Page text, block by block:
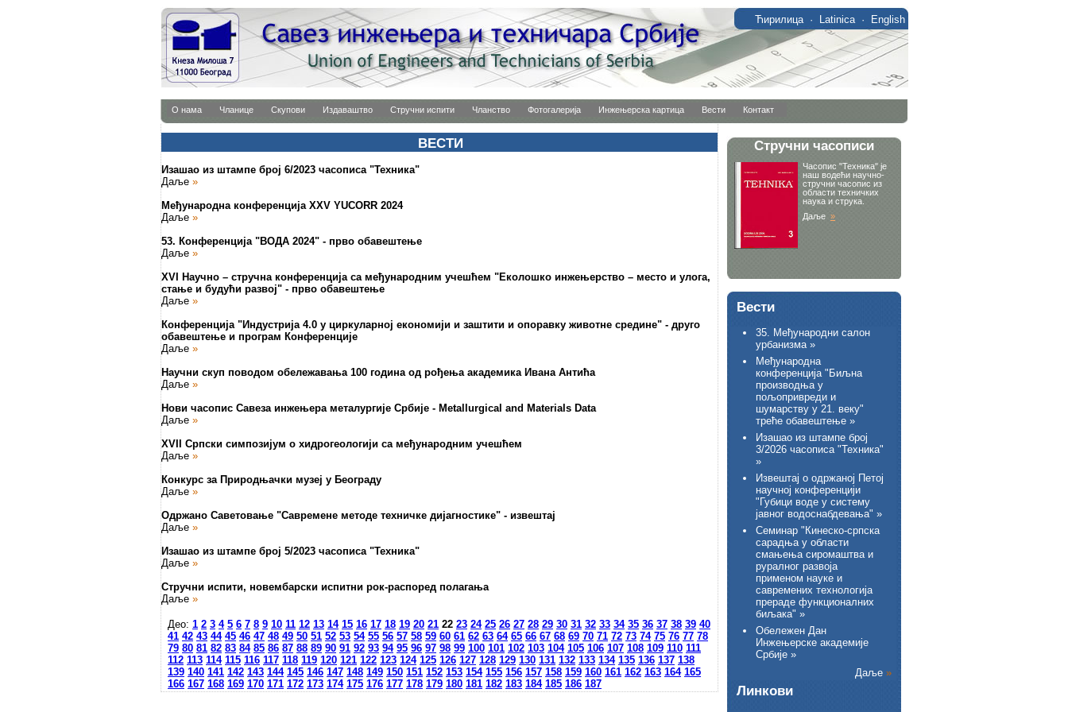
Ћирилица· Latinica· English
О нама Чланице Скупови Издаваштво Стручни испити Чланство Фотогалерија Инжењерска картица Вести Контакт
ВЕСТИ
Изашао из штампе број 6/2023 часописа "Техника"
Даље »
Међународна конференција XXV YUCORR 2024
Даље »
53. Конференција "ВОДА 2024" - прво обавештење
Даље »
XVI Научно – стручнa конференцијa са међународним учешћем "Еколошко инжењерство – место и улога,
стање и будући развој" - прво обавештење
Даље »
Конференција "Индустрија 4.0 у циркуларној економији и заштити и опоравку животне средине" - друго
обавештење и програм Конференције
Даље »
Научни скуп поводом обележавања 100 година од рођења академика Ивана Антића
Даље »
Нови часопис Савеза инжењера металургије Србије - Metallurgical and Materials Data
Даље »
XVII Српски симпозијум о хидрогеологији са међународним учешћем
Даље »
Конкурс за Природњачки музеј у Београду
Даље »
Одржано Саветовање "Савремене методе техничке дијагностике" - извештај
Даље »
Изашао из штампе број 5/2023 часописа "Техника"
Даље »
Стручни испити, новембарски испитни рок-распоред полагања
Даље »
Део: 1 2 3 4 5 6 7 8 9 10 11 12 13 14 15 16 17 18 19 20 21 22 23 24 25 26 27 28 29 30 31 32 33 34 35 36 37 38 39 40
41 42 43 44 45 46 47 48 49 50 51 52 53 54 55 56 57 58 59 60 61 62 63 64 65 66 67 68 69 70 71 72 73 74 75 76 77 78
79 80 81 82 83 84 85 86 87 88 89 90 91 92 93 94 95 96 97 98 99 100 101 102 103 104 105 106 107 108 109 110 111
112 113 114 115 116 117 118 119 120 121 122 123 124 125 126 127 128 129 130 131 132 133 134 135 136 137 138
139 140 141 142 143 144 145 146 147 148 149 150 151 152 153 154 155 156 157 158 159 160 161 162 163 164 165
166 167 168 169 170 171 172 173 174 175 176 177 178 179 180 181 182 183 184 185 186 187
Вести
35. Међународни салон
урбанизма »
Међународна
конференција "Биљна
производња у
пољопривреди и
шумарству у 21. веку"
треће обавештење »
Изашао из штампе број
3/2026 часописа "Техника"
»
Извештај о одржаној Петој
научној конференцији
"Губици воде у систему
јавног водоснабдевања" »
Семинар "Кинеско-српска
сарадња у области
смањења сиромаштва и
руралног развоја
применом науке и
савремених технологија
прераде функционалних
биљака" »
Обележен Дан
Инжењерске академије
Србије »
Даље »
Линкови